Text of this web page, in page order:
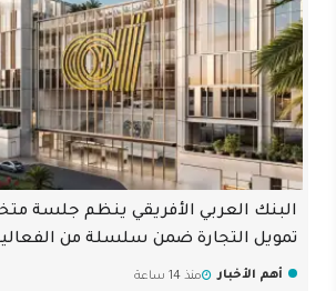
البنك العربي الأفريقي ينظم جلسة
تمويل التجارة ضمن سلسلة من
أهم الأخبار منذ 14 ساعة